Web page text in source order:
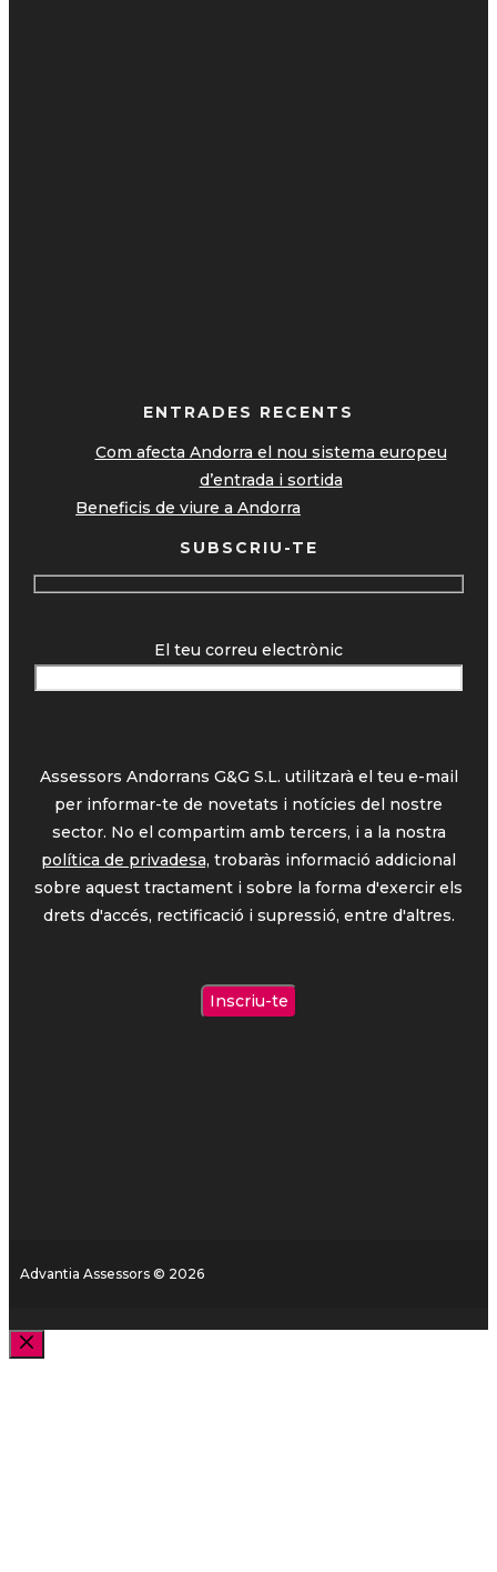
ENTRADES RECENTS
Com afecta Andorra el nou sistema europeu
d’entrada i sortida
Beneficis de viure a Andorra
SUBSCRIU-TE
El teu correu electrònic
Assessors Andorrans G&G S.L. utilitzarà el teu e-mail
per informar-te de novetats i notícies del nostre
sector. No el compartim amb tercers, i a la nostra
política de privadesa, trobaràs informació addicional
sobre aquest tractament i sobre la forma d'exercir els
drets d'accés, rectificació i supressió, entre d'altres.
Advantia Assessors © 2026
Close